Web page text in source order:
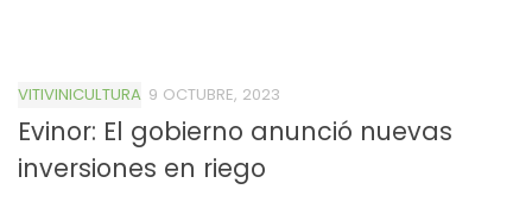
VITIVINICULTURA 9 OCTUBRE, 2023
Evinor: El gobierno anunció nuevas
inversiones en riego